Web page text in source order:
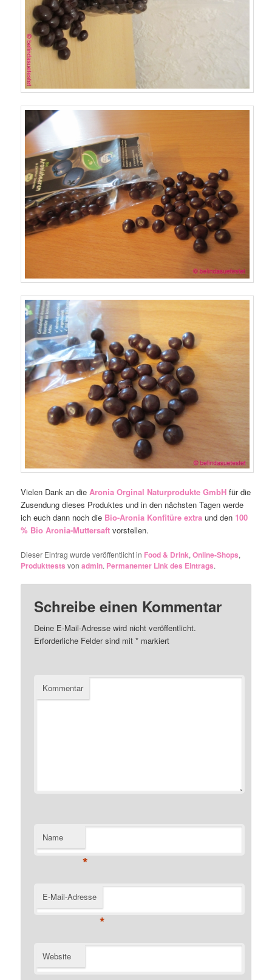
Vielen Dank an dieAronia Orginal Naturprodukte GmbH für die
Zusendung dieses Produktes und in den nächsten Tagen werde
ich euch dann noch die Bio-Aronia Konfitüre extra und den 100
% Bio Aronia-Muttersaft vorstellen.
Dieser Eintrag wurde veröffentlicht in Food & Drink,Online-Shops,
Produkttests vonadmin. Permanenter Link des Eintrags.
Schreibe einen Kommentar
Deine E-Mail-Adresse wird nicht veröffentlicht.
Erforderliche Felder sind mit* markiert
Kommentar
Name
*
E-Mail-Adresse
*
Website